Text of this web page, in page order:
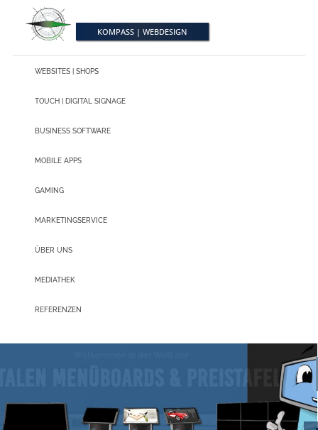
KOMPASS | WEBDESIGN
WEBSITES | SHOPS
TOUCH | DIGITAL SIGNAGE
BUSINESS SOFTWARE
MOBILE APPS
GAMING
MARKETINGSERVICE
ÜBER UNS
MEDIATHEK
REFERENZEN